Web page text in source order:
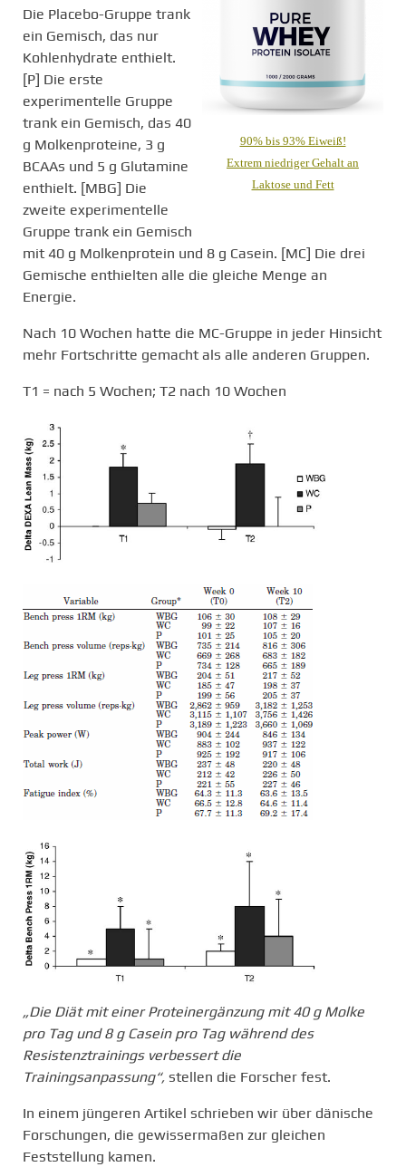
90% bis 93% Eiweiß!
Extrem niedriger Gehalt an
Laktose und Fett
Die Placebo-Gruppe trank
ein Gemisch, das nur
Kohlenhydrate enthielt.
[P] Die erste
experimentelle Gruppe
trank ein Gemisch, das 40
g Molkenproteine, 3 g
BCAAs und 5 g Glutamine
enthielt. [MBG] Die
zweite experimentelle
Gruppe trank ein Gemisch
mit 40 g Molkenprotein und 8 g Casein. [MC] Die drei
Gemische enthielten alle die gleiche Menge an
Energie.
Nach 10 Wochen hatte die MC-Gruppe in jeder Hinsicht
mehr Fortschritte gemacht als alle anderen Gruppen.
T1 = nach 5 Wochen; T2 nach 10 Wochen
„Die Diät mit einer Proteinergänzung mit 40 g Molke
pro Tag und 8 g Casein pro Tag während des
Resistenztrainings verbessert die
Trainingsanpassung“, stellen die Forscher fest.
In einem jüngeren Artikel schrieben wir über dänische
Forschungen, die gewissermaßen zur gleichen
Feststellung kamen.